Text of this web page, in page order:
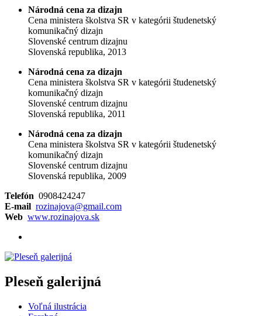
Národná cena za dizajn
Cena ministera školstva SR v kategórii študenetský
komunikačný dizajn
Slovenské centrum dizajnu
Slovenská republika, 2013
Národná cena za dizajn
Cena ministera školstva SR v kategórii študenetský
komunikačný dizajn
Slovenské centrum dizajnu
Slovenská republika, 2011
Národná cena za dizajn
Cena ministera školstva SR v kategórii študenetský
komunikačný dizajn
Slovenské centrum dizajnu
Slovenská republika, 2009
Telefón 0908424247
E-mail rozinajova@gmail.com
Web www.rozinajova.sk
Pleseň galerijná
Voľná ilustrácia